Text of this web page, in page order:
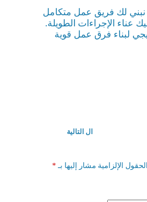
لك فريق عمل متكامل
عناء الإجراءات الطويلة.
لبناء فرق عمل قوية
ال التالية
الحقول الإلزامية مشار إليها بـ *